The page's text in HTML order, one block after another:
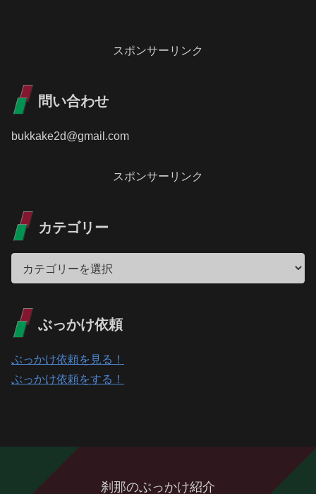
スポンサーリンク
問い合わせ
bukkake2d@gmail.com
スポンサーリンク
カテゴリー
ぶっかけ依頼
ぶっかけ依頼を見る！
ぶっかけ依頼をする！
刹那のぶっかけ紹介